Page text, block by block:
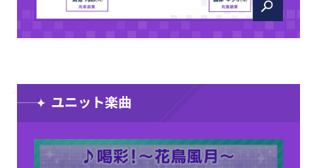
ユニット楽曲
CLOSE
CLOSE